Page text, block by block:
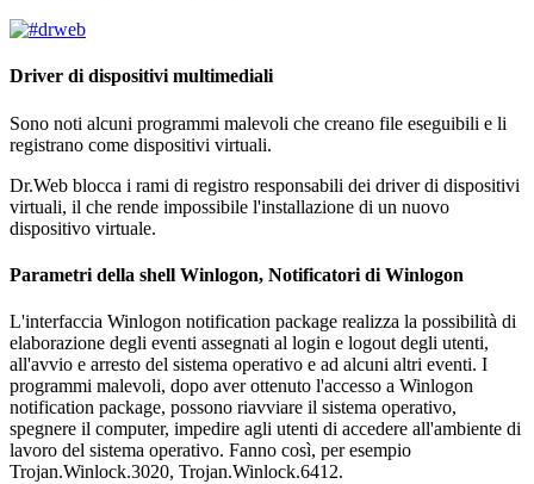
Driver di dispositivi multimediali
Sono noti alcuni programmi malevoli che creano file eseguibili e li
registrano come dispositivi virtuali.
Dr.Web blocca i rami di registro responsabili dei driver di dispositivi
virtuali, il che rende impossibile l'installazione di un nuovo
dispositivo virtuale.
Parametri della shell Winlogon, Notificatori di Winlogon
L'interfaccia Winlogon notification package realizza la possibilità di
elaborazione degli eventi assegnati al login e logout degli utenti,
all'avvio e arresto del sistema operativo e ad alcuni altri eventi. I
programmi malevoli, dopo aver ottenuto l'accesso a Winlogon
notification package, possono riavviare il sistema operativo,
spegnere il computer, impedire agli utenti di accedere all'ambiente di
lavoro del sistema operativo. Fanno così, per esempio
Trojan.Winlock.3020, Trojan.Winlock.6412.